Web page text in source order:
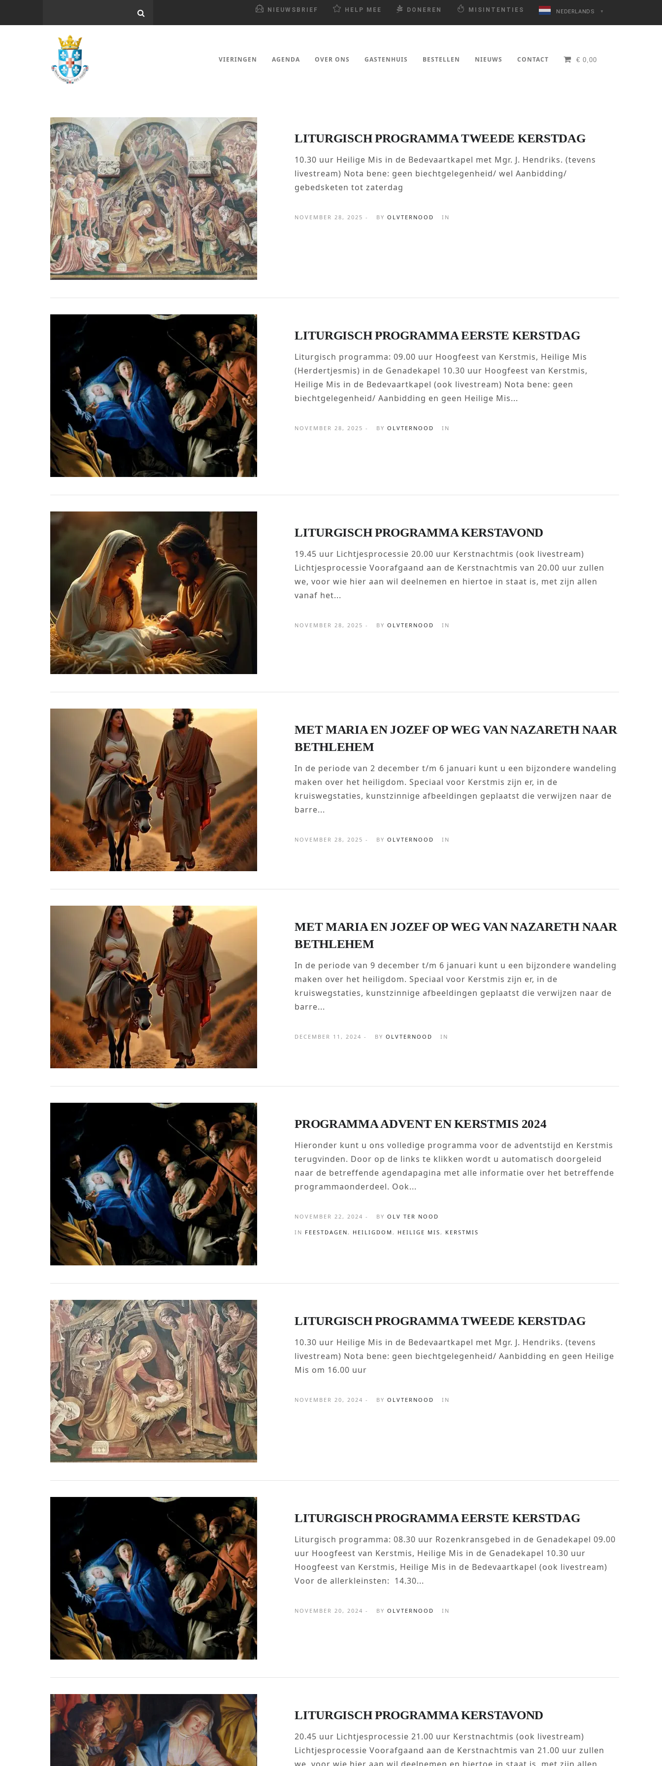
NIEUWSBRIEF HELP MEE DONEREN MISINTENTIES NEDERLANDS ▼
VIERINGEN AGENDA OVER ONS GASTENHUIS BESTELLEN NIEUWS CONTACT € 0,00
LITURGISCH PROGRAMMA TWEEDE KERSTDAG
10.30 uur Heilige Mis in de Bedevaartkapel met Mgr. J. Hendriks. (tevens
livestream) Nota bene: geen biechtgelegenheid/ wel Aanbidding/
gebedsketen tot zaterdag
NOVEMBER 28, 2025 - BYOLVTERNOOD IN
LITURGISCH PROGRAMMA EERSTE KERSTDAG
Liturgisch programma: 09.00 uur Hoogfeest van Kerstmis, Heilige Mis
(Herdertjesmis) in de Genadekapel 10.30 uur Hoogfeest van Kerstmis,
Heilige Mis in de Bedevaartkapel (ook livestream) Nota bene: geen
biechtgelegenheid/ Aanbidding en geen Heilige Mis...
NOVEMBER 28, 2025 - BYOLVTERNOOD IN
LITURGISCH PROGRAMMA KERSTAVOND
19.45 uur Lichtjesprocessie 20.00 uur Kerstnachtmis (ook livestream)
Lichtjesprocessie Voorafgaand aan de Kerstnachtmis van 20.00 uur zullen
we, voor wie hier aan wil deelnemen en hiertoe in staat is, met zijn allen
vanaf het...
NOVEMBER 28, 2025 - BYOLVTERNOOD IN
MET MARIA EN JOZEF OP WEG VAN NAZARETH NAAR
BETHLEHEM
In de periode van 2 december t/m 6 januari kunt u een bijzondere wandeling
maken over het heiligdom. Speciaal voor Kerstmis zijn er, in de
kruiswegstaties, kunstzinnige afbeeldingen geplaatst die verwijzen naar de
barre...
NOVEMBER 28, 2025 - BYOLVTERNOOD IN
MET MARIA EN JOZEF OP WEG VAN NAZARETH NAAR
BETHLEHEM
In de periode van 9 december t/m 6 januari kunt u een bijzondere wandeling
maken over het heiligdom. Speciaal voor Kerstmis zijn er, in de
kruiswegstaties, kunstzinnige afbeeldingen geplaatst die verwijzen naar de
barre...
DECEMBER 11, 2024 - BYOLVTERNOOD IN
PROGRAMMA ADVENT EN KERSTMIS 2024
Hieronder kunt u ons volledige programma voor de adventstijd en Kerstmis
terugvinden. Door op de links te klikken wordt u automatisch doorgeleid
naar de betreffende agendapagina met alle informatie over het betreffende
programmaonderdeel. Ook...
NOVEMBER 22, 2024 - BYOLV TER NOOD
IN FEESTDAGEN, HEILIGDOM, HEILIGE MIS, KERSTMIS
LITURGISCH PROGRAMMA TWEEDE KERSTDAG
10.30 uur Heilige Mis in de Bedevaartkapel met Mgr. J. Hendriks. (tevens
livestream) Nota bene: geen biechtgelegenheid/ Aanbidding en geen Heilige
Mis om 16.00 uur
NOVEMBER 20, 2024 - BYOLVTERNOOD IN
LITURGISCH PROGRAMMA EERSTE KERSTDAG
Liturgisch programma: 08.30 uur Rozenkransgebed in de Genadekapel 09.00
uur Hoogfeest van Kerstmis, Heilige Mis in de Genadekapel 10.30 uur
Hoogfeest van Kerstmis, Heilige Mis in de Bedevaartkapel (ook livestream)
Voor de allerkleinsten: 14.30...
NOVEMBER 20, 2024 - BYOLVTERNOOD IN
LITURGISCH PROGRAMMA KERSTAVOND
20.45 uur Lichtjesprocessie 21.00 uur Kerstnachtmis (ook livestream)
Lichtjesprocessie Voorafgaand aan de Kerstnachtmis van 21.00 uur zullen